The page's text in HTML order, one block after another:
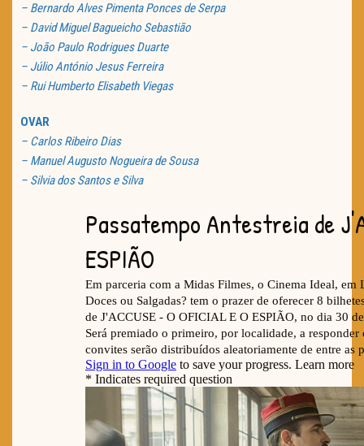
– Bernardo Alves Pimenta Ponces de Serpa
– David Miguel Bagueicho Sebastião
– João Paulo Rodrigues Duarte
– Júlio António Jesus Ferreira
– Rui Humberto Elisabeth Viegas
OVAR
– Carlos Ribeiro Dias
– Manuel Augusto Nogueira de Sousa
– Silvia dos Santos e Silva